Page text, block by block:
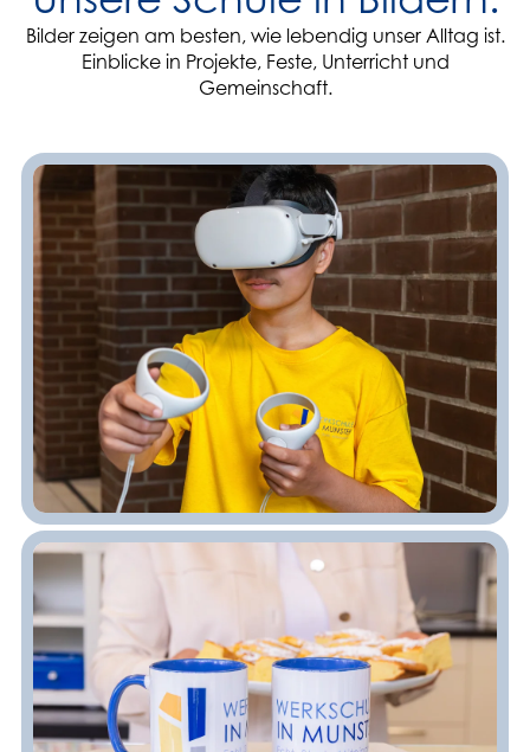
Bilder zeigen am besten, wie lebendig unser Alltag ist.
Einblicke in Projekte, Feste, Unterricht und
Gemeinschaft.